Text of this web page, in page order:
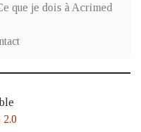
que je dois à Acrimed
2.0